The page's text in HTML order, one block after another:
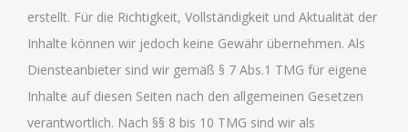
erstellt. Für die Richtigkeit, Vollständigkeit und Aktualität der
Inhalte können wir jedoch keine Gewähr übernehmen. Als
Diensteanbieter sind wir gemäß § 7 Abs.1 TMG für eigene
Inhalte auf diesen Seiten nach den allgemeinen Gesetzen
verantwortlich. Nach §§ 8 bis 10 TMG sind wir als